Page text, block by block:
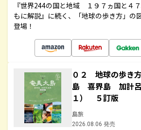
『世界244の国と地域 １９７ヵ国と４
もに解説』に続く、「地球の歩き方」の
登場！
０２ 地球の歩
島 喜界島 加計呂
１） ５訂版
島旅
2026.08.06 発売